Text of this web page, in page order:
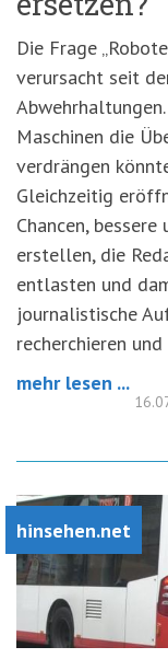
Die Frage
verursacht seit
Maschinen die
verdrängen
Gleichzeitig
Chancen,
erstellen, die
entlasten und
journalistische
recherchieren
mehr lesen ...
hinsehen.net